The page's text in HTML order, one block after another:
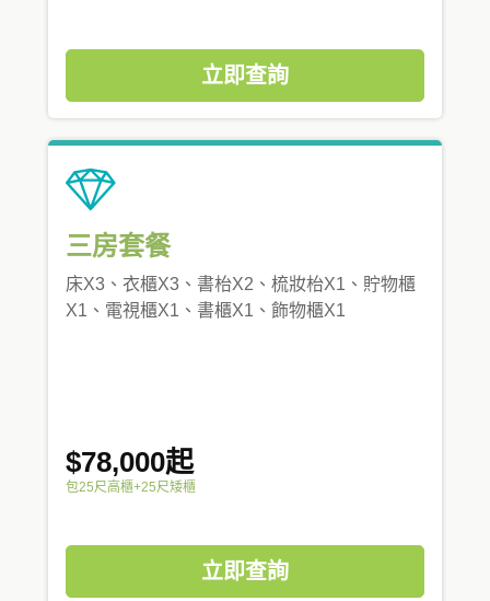
立即查詢
三房套餐
床X3、衣櫃X3、書枱X2、梳妝枱X1、貯物櫃
X1、電視櫃X1、書櫃X1、飾物櫃X1
$78,000起
包25尺高櫃+25尺矮櫃
立即查詢